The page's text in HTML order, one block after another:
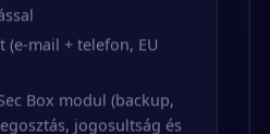
(e-mail + telefon, EU
Box modul (backup,
jogosultság és